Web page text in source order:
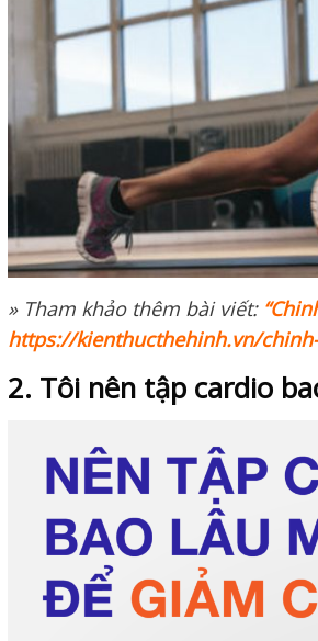
» Tham khảo thêm bài viết:
https://kienthucthehinh.vn/
2. Tôi nên tập cardio